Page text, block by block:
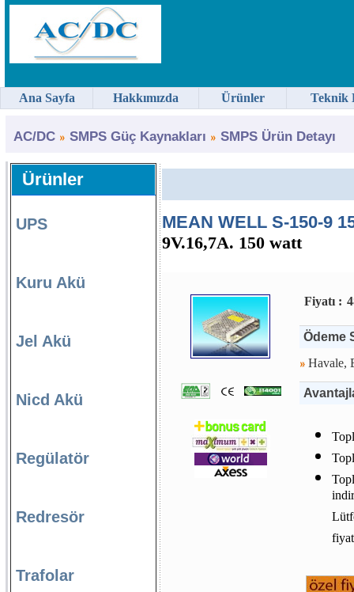
AC/DC SMPS Güç Kaynakları SMPS Ürün Detayı
Ürünler
UPS
Kuru Akü
Jel Akü
Nicd Akü
Regülatör
Redresör
Trafolar
MEAN WELL S-150-9
9V.16,7A. 150 watt
Fiyatı :
Ödeme
Havale,
Ana Sayfa Hakkımızda Ürünler Teknik